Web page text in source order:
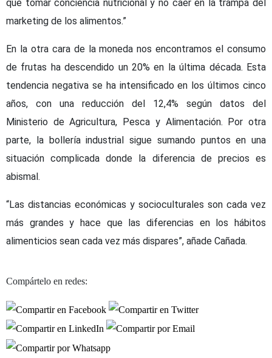
que tomar conciencia nutricional y no caer en la trampa del
marketing de los alimentos.”
En la otra cara de la moneda nos encontramos el consumo
de frutas ha descendido un 20% en la última década. Esta
tendencia negativa se ha intensificado en los últimos cinco
años, con una reducción del 12,4% según datos del
Ministerio de Agricultura, Pesca y Alimentación. Por otra
parte, la bollería industrial sigue sumando puntos en una
situación complicada donde la diferencia de precios es
abismal.
“Las distancias económicas y socioculturales son cada vez
más grandes y hace que las diferencias en los hábitos
alimenticios sean cada vez más dispares”, añade Cañada.
Compártelo en redes: